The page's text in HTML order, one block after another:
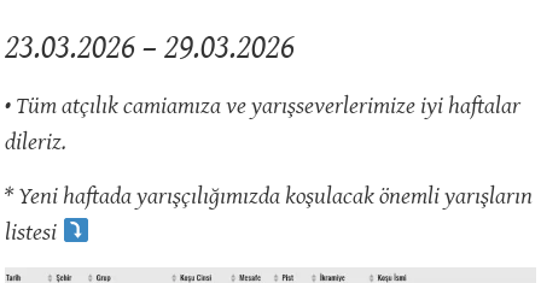
23.03.2026 – 29.03.2026
• Tüm atçılık camiamıza ve yarışseverlerimize iyi haftalar
dileriz.
* Yeni haftada yarışçılığımızda koşulacak önemli yarışların
listesi